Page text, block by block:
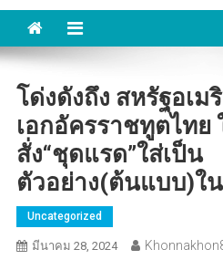
โด่งดังถึง สหรัฐอเม
เอกอัครราชทูตไทย
สั่ง“ชุดแรด”ใส่เป็น
ตัวอย่าง(ต้นแบบ)ใ
Uncategorized
มีนาคม 28, 2024